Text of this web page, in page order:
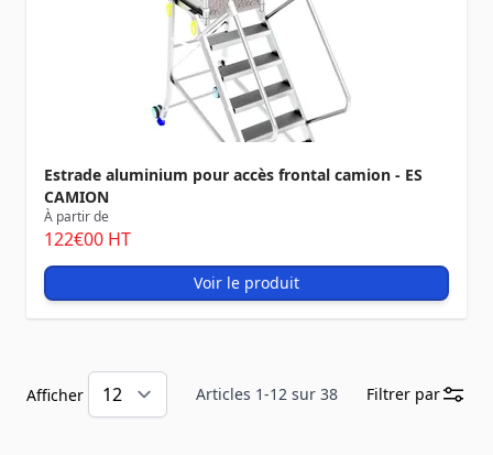
Estrade aluminium pour accès frontal camion - ES
CAMION
À partir de
122€00 HT
Voir le produit
Articles 1-12 sur 38
Afficher Filtrer par